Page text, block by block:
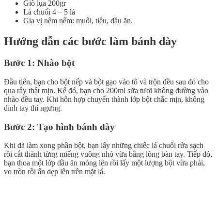
Giò lụa 200gr
Lá chuối 4 – 5 lá
Gia vị nêm nếm: muối, tiêu, dầu ăn.
Hướng dẫn các bước làm bánh dày
Bước 1: Nhào bột
Đầu tiên, bạn cho bột nếp và bột gạo vào tô và trộn đều sau đó cho
qua rây thật mịn. Kế đó, bạn cho 200ml sữa tươi không đường vào
nhào đều tay. Khi hỗn hợp chuyển thành lớp bột chắc mịn, không
dính tay thì ngưng.
Bước 2: Tạo hình bánh dày
Khi đã làm xong phần bột, bạn lấy những chiếc lá chuối rửa sạch
rồi cắt thành từng miếng vuông nhỏ vừa bằng lòng bàn tay. Tiếp đó,
bạn thoa một lớp dầu ăn mỏng lên rồi lấy một lượng bột vừa phải,
vo tròn rồi ấn dẹp lên trên mặt lá.